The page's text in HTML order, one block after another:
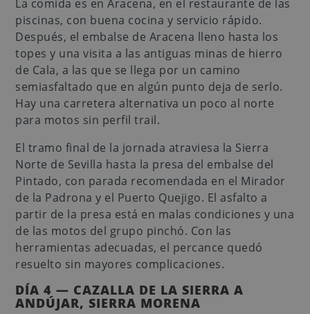
La comida es en Aracena, en el restaurante de las
piscinas, con buena cocina y servicio rápido.
Después, el embalse de Aracena lleno hasta los
topes y una visita a las antiguas minas de hierro
de Cala, a las que se llega por un camino
semiasfaltado que en algún punto deja de serlo.
Hay una carretera alternativa un poco al norte
para motos sin perfil trail.
El tramo final de la jornada atraviesa la Sierra
Norte de Sevilla hasta la presa del embalse del
Pintado, con parada recomendada en el Mirador
de la Padrona y el Puerto Quejigo. El asfalto a
partir de la presa está en malas condiciones y una
de las motos del grupo pinchó. Con las
herramientas adecuadas, el percance quedó
resuelto sin mayores complicaciones.
DÍA 4 — CAZALLA DE LA SIERRA A
ANDÚJAR, SIERRA MORENA